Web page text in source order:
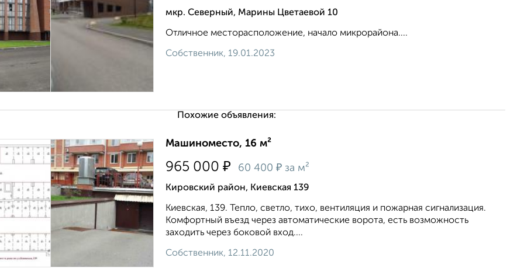
мкр. Северный, Марины Цветаевой 10
Отличное месторасположение, начало микрорайона....
Собственник, 19.01.2023
Похожие объявления:
Машиноместо, 16 м²
965 000 ₽ 60 400 ₽ за м²
Кировский район, Киевская 139
Киевская, 139. Тепло, светло, тихо, вентиляция и пожарная сигнализация.
Комфортный въезд через автоматические ворота, есть возможность
заходить через боковой вход....
Собственник, 12.11.2020